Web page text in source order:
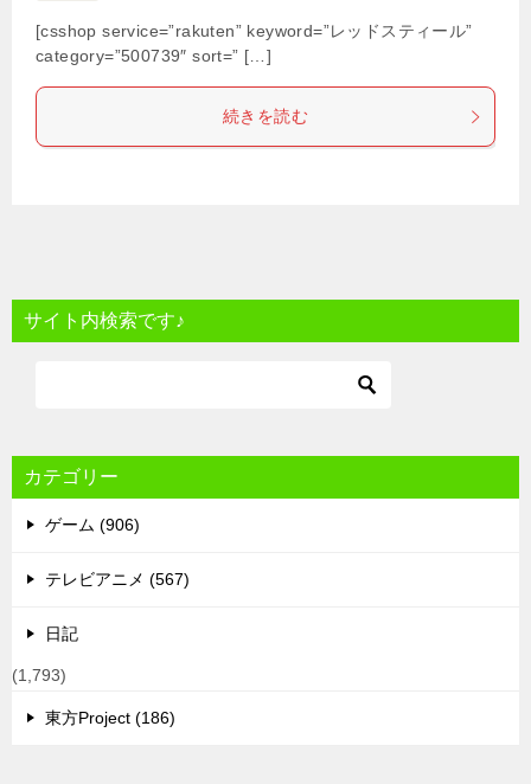
[csshop service=”rakuten” keyword=”レッドスティール”
category=”500739″ sort=” […]
続きを読む
サイト内検索です♪
カテゴリー
ゲーム (906)
テレビアニメ (567)
日記
(1,793)
東方Project (186)